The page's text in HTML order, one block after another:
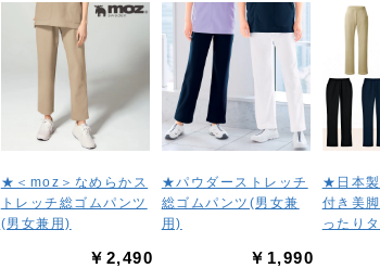
★＜moz＞なめらかス
トレッチ総ゴムパンツ
(男女兼用)
￥2,490
★パウダーストレッチ
総ゴムパンツ(男女兼
用)
￥1,990
★日本製
付き美
ったり